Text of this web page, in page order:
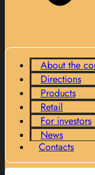
About the
Directions
Products
Retail
For investors
News
Contacts